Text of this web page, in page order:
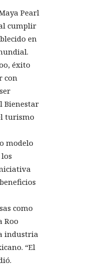
Pearl
cumplir
en
éxito
con
Bienestar
turismo
modelo
como
Roo
industria
“El